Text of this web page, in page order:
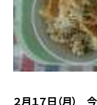
２月１７日（月）